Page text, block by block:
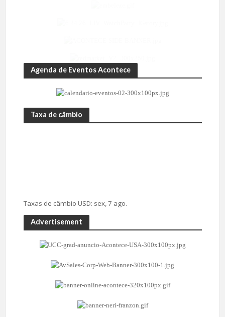
Agenda de Eventos Acontece
Taxa de câmbio
Taxas de câmbio USD: sex, 7 ago.
Advertisement